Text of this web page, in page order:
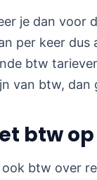
je dan voor
per keer
btw
van btw,
btw
btw over